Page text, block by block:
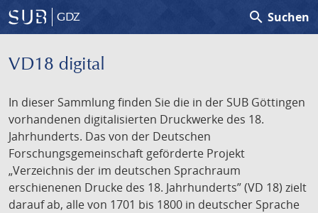
GDZ search Suchen
VD18 digital
In dieser Sammlung finden Sie die in der SUB Göttingen
vorhandenen digitalisierten Druckwerke des 18.
Jahrhunderts. Das von der Deutschen
Forschungsgemeinschaft geförderte Projekt
„Verzeichnis der im deutschen Sprachraum
erschienenen Drucke des 18. Jahrhunderts” (VD 18) zielt
darauf ab, alle von 1701 bis 1800 in deutscher Sprache